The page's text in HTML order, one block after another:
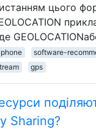
цього
software-
gps
Sharing?